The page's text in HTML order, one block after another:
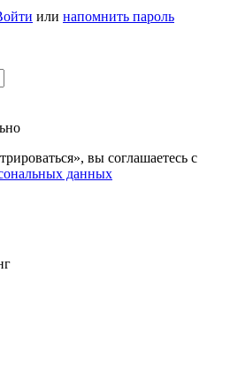
или напомнить пароль
вы соглашаетесь с
данных